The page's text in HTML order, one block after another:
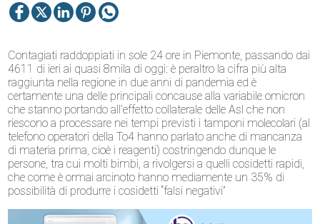
Contagiati raddoppiati in sole 24 ore in Piemonte, passando dai
4611 di ieri ai quasi 8mila di oggi: è peraltro la cifra più alta
raggiunta nella regione in due anni di pandemia ed è
certamente una delle principali concause alla variabile omicron
che stanno portando all’effetto collaterale delle Asl che non
riescono a processare nei tempi previsti i tamponi molecolari (al
telefono operatori della To4 hanno parlato anche di mancanza
di materia prima, cioè i reagenti) costringendo dunque le
persone, tra cui molti bimbi, a rivolgersi a quelli cosidetti rapidi,
che come è ormai arcinoto hanno mediamente un 35% di
possibilità di produrre i cosidetti “falsi negativi”